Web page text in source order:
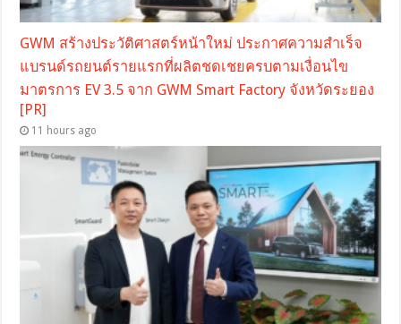
GWM สร้างประวัติศาสตร์หน้าใหม่ ประกาศความสำเร็จ
แบรนด์รถยนต์รายแรกที่ผลิตชดเชยครบตามเงื่อนไข
มาตรการ EV 3.5 จาก GWM Smart Factory จังหวัดระยอง
[PR]
11 hours ago